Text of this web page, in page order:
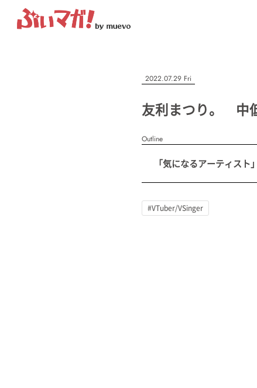
#女性 #バ美肉 #男の娘 #
“推しへの応援を形にする”VTuber専門メディア
2022.07.29 Fri
友利まつり。 中
Outline
「気になるアーティス
#VTuber/VSinger